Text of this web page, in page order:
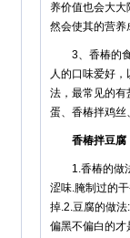
养价值也会大大
然会使其的营养
3、香椿的食
人的口味爱好
法，最常见的有
蛋、香椿拌鸡丝
香椿拌豆腐
1.香椿的做法
涩味.腌制过的
掉.2.豆腐的做
偏黑不偏白的才